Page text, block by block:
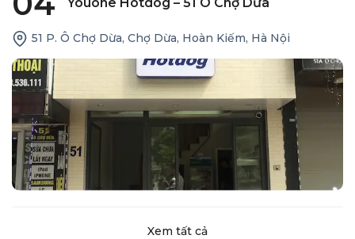
51 P. Ô Chợ Dừa, Chợ Dừa, Hoàn Kiếm, Hà Nội
Xem tất cả